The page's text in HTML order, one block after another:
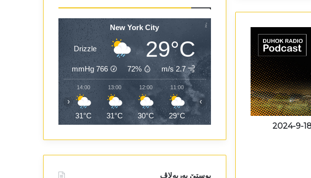
New York City
29°C
Drizzle
2.7 m/s
72%
766
mmHg
11:00
29°C
12:00
30°C
13:00
31°C
14:00
31°C
31°C
‹ ›
پوستێ بەربەلاڤ